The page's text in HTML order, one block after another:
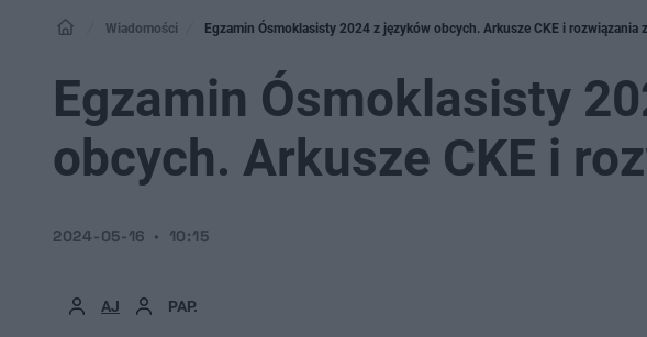
Wiadomości Egzamin Ósmoklasisty 2024 z języków obcych. Arkusze CKE i rozwiązania
Egzamin Ósmoklasisty
obcych. Arkusze CKE i
AJ PAP.
2024-05-16 10:15